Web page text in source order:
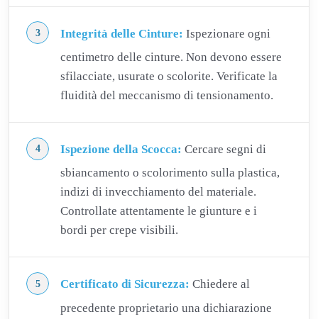
Integrità delle Cinture: Ispezionare ogni
centimetro delle cinture. Non devono essere
sfilacciate, usurate o scolorite. Verificate la
fluidità del meccanismo di tensionamento.
Ispezione della Scocca: Cercare segni di
sbiancamento o scolorimento sulla plastica,
indizi di invecchiamento del materiale.
Controllate attentamente le giunture e i
bordi per crepe visibili.
Certificato di Sicurezza: Chiedere al
precedente proprietario una dichiarazione